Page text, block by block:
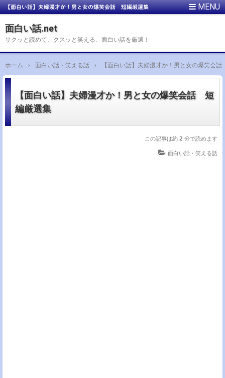
【面白い話】夫婦漫才か！男と女の爆笑会話 短編厳選集
面白い話.net
サクッと読めて、クスッと笑える、面白い話を厳選！
ホーム › 面白い話・笑える話 › 【面白い話】夫婦漫才か！男と女の爆笑会
【面白い話】夫婦漫才か！男と女の爆笑会話 短
編厳選集
この記事は約 2 分で読めます
面白い話・笑える話